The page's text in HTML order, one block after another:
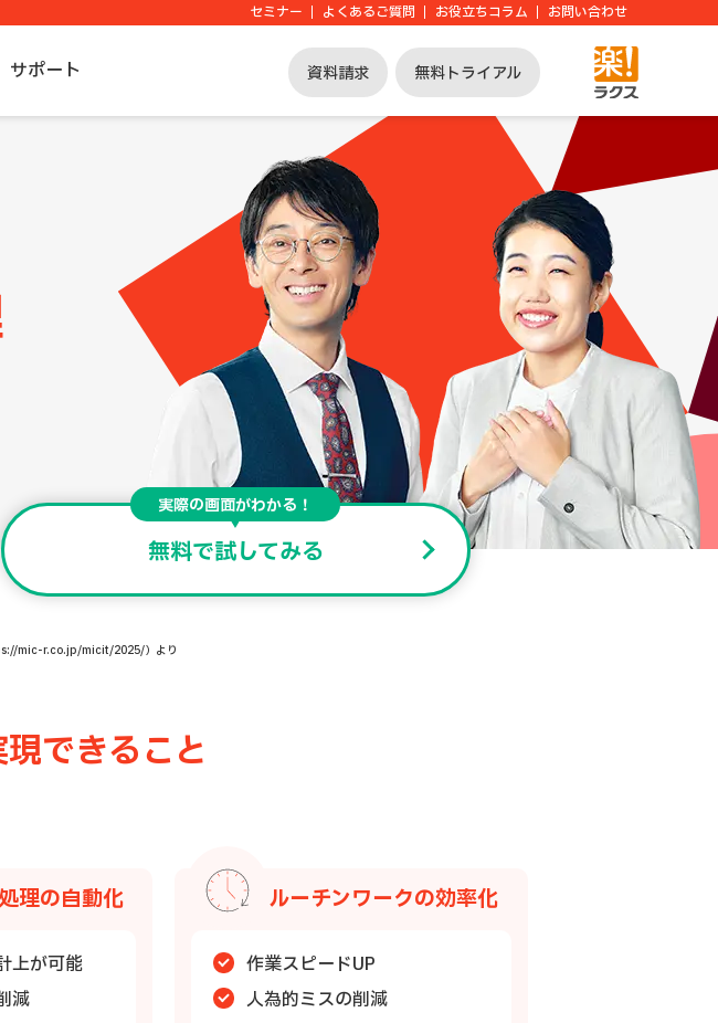
セミナー よくあるご質問 お役立ちコラム お問い合わせ
サポート 資料請求 無料トライアル
実際の画面がわかる！
無料で試してみる
mic-r.co.jp/micit/2025/）より
できること
理の自動化
上が可能
減
ルーチンワークの効率化
作業スピードUP
人為的ミスの削減